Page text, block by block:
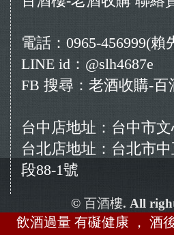
電話：0965-456999(賴
LINE id：@slh4687e
FB 搜尋：老酒收購-百
台中店地址：台中市
台北店地址：台北市
段88-1號
© 百酒樓. All
飲酒過量 有礙健康 ， 酒